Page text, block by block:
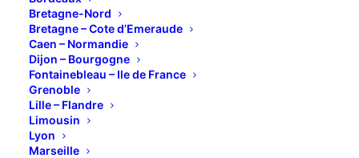
Bretagne-Nord
Bretagne – Cote d’Emeraude
Caen – Normandie
Dijon – Bourgogne
Fontainebleau – Ile de France
Grenoble
Lille – Flandre
Limousin
Lyon
Marseille
19 MAI 2011
Jeudi 19 à 16 h 00 ciné – club